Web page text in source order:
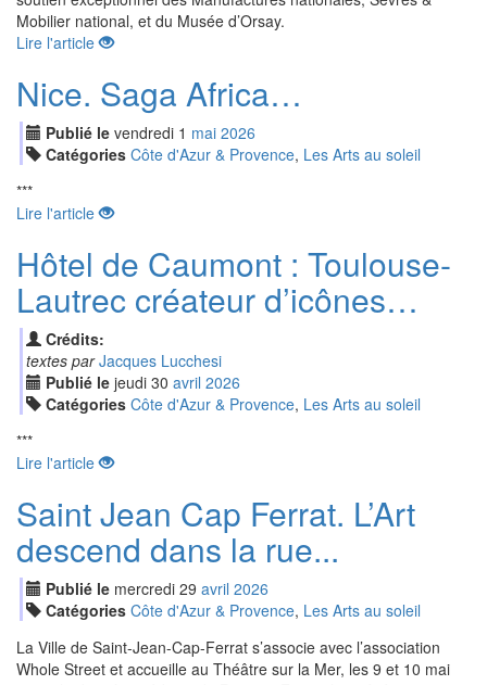
Mobilier national, et du Musée d’Orsay.
Lire l'article
Nice. Saga Africa…
Publié le vendredi 1 mai 2026
Catégories Côte d'Azur & Provence, Les Arts au soleil
***
Lire l'article
Hôtel de Caumont : Toulouse-
Lautrec créateur d’icônes…
Crédits:
textes par Jacques Lucchesi
Publié le jeudi 30 avril 2026
Catégories Côte d'Azur & Provence, Les Arts au soleil
***
Lire l'article
Saint Jean Cap Ferrat. L’Art
descend dans la rue...
Publié le mercredi 29 avril 2026
Catégories Côte d'Azur & Provence, Les Arts au soleil
La Ville de Saint-Jean-Cap-Ferrat s’associe avec l’association
Whole Street et accueille au Théâtre sur la Mer, les 9 et 10 mai